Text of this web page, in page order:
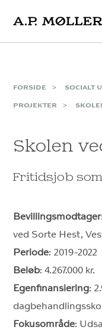
Skip
FORSIDE SOCIALT
PROJEKTER
Skolen
Fritidsjob
Bevillingsmodtager
ved Sorte Hest,
Periode: 2019-2022
Beløb: 4.267.000 kr.
Egenfinansiering:
Fokusområde: